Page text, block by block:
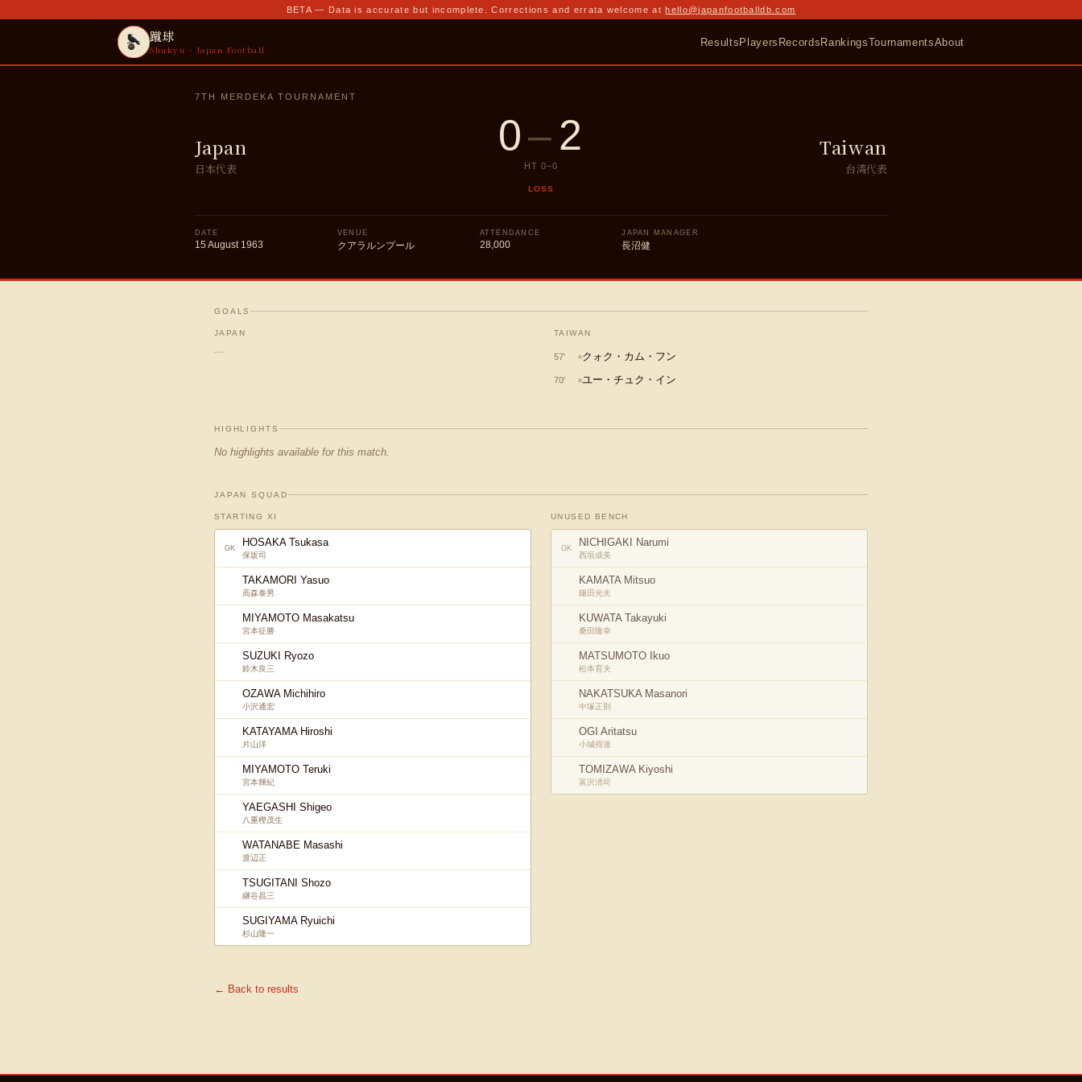
BETA — Data is accurate but incomplete. Corrections and errata welcome at hello@japanfootballdb.com
蹴球
Shukyu · Japan Football
ResultsPlayers RecordsRankingsTournamentsAbout
7TH MERDEKA TOURNAMENT
Japan
日本代表
0–2
HT 0–0
LOSS
Taiwan
台湾代表
DATE
15 August 1963
VENUE
クアラルンプール
ATTENDANCE
28,000
JAPAN MANAGER
長沼健
GOALS
JAPAN
—
TAIWAN
57' クォク・カム・フン
70' ユー・チュク・イン
HIGHLIGHTS
No highlights available for this match.
JAPAN SQUAD
STARTING XI
GK HOSAKA Tsukasa
保坂司
TAKAMORI Yasuo
高森泰男
MIYAMOTO Masakatsu
宮本征勝
SUZUKI Ryozo
鈴木良三
OZAWA Michihiro
小沢通宏
KATAYAMA Hiroshi
片山洋
MIYAMOTO Teruki
宮本輝紀
YAEGASHI Shigeo
八重樫茂生
WATANABE Masashi
渡辺正
TSUGITANI Shozo
継谷昌三
SUGIYAMA Ryuichi
杉山隆一
UNUSED BENCH
GK NICHIGAKI Narumi
西垣成美
KAMATA Mitsuo
鎌田光夫
KUWATA Takayuki
桑田隆幸
MATSUMOTO Ikuo
松本育夫
NAKATSUKA Masanori
中塚正則
OGI Aritatsu
小城得達
TOMIZAWA Kiyoshi
富沢清司
← Back to results